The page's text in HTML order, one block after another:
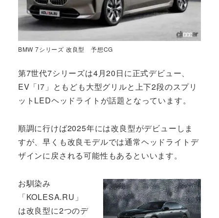
BMW 7シリーズ 改良型 予想CG
第7世代7シリーズは4月20日に正式デビュー、
EV「i7」ともども大型グリルと上下2段のスプリ
ットLEDヘッドライトが話題となっています。
順調に行けば2025年には改良型がデビューしま
すが、早くも改良モデルでは通常ヘッドライトデ
ザインに戻される可能性もあるといいます。
お馴染み
「KOLESA.RU」
は改良型に2つのデ